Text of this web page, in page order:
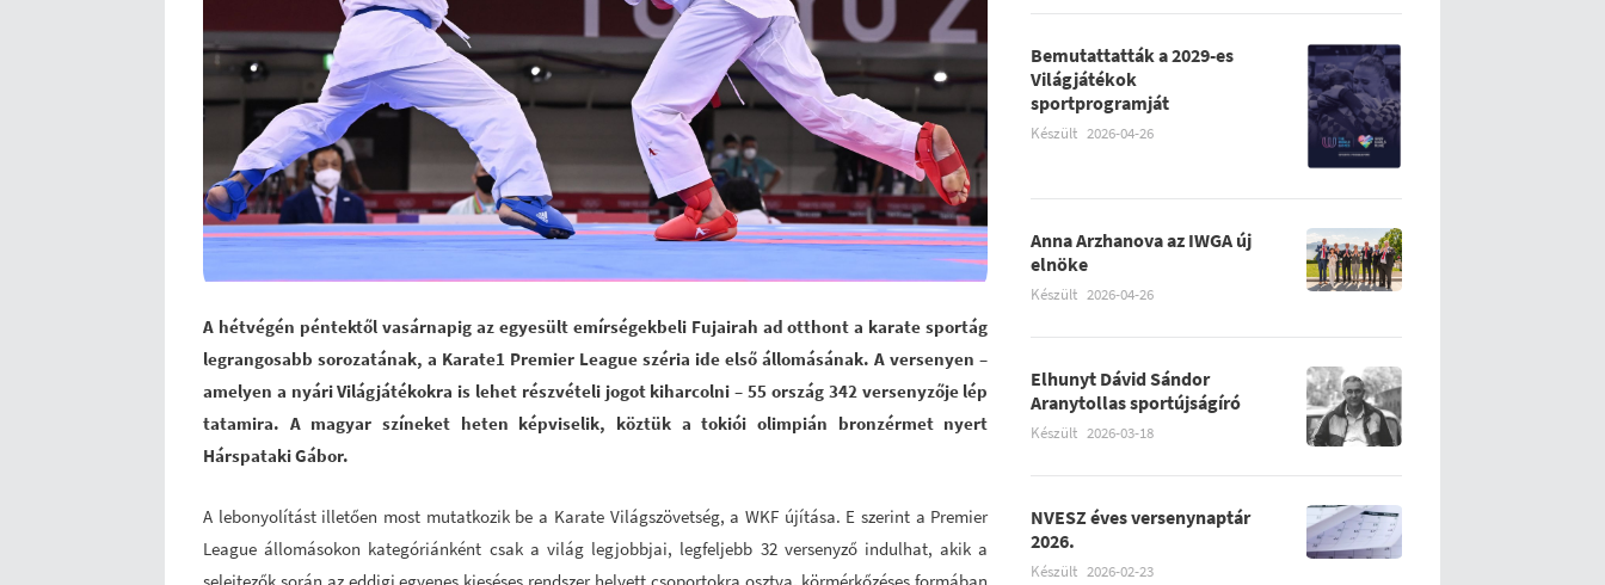
A hétvégén péntektől vasárnapig az egyesült emírségekbeli Fujairah ad otthont a karate sportág
legrangosabb sorozatának, a Karate1 Premier League széria ide első állomásának. A versenyen –
amelyen a nyári Világjátékokra is lehet részvételi jogot kiharcolni – 55 ország 342 versenyzője lép
tatamira. A magyar színeket heten képviselik, köztük a tokiói olimpián bronzérmet nyert
Hárspataki Gábor.
A lebonyolítást illetően most mutatkozik be a Karate Világszövetség, a WKF újítása. E szerint a Premier
League állomásokon kategóriánként csak a világ legjobbjai, legfeljebb 32 versenyző indulhat, akik a
Bemutattatták a 2029-es
Világjátékok
sportprogramját
Készült 2026-04-26
Anna Arzhanova az IWGA új
elnöke
Készült 2026-04-26
Elhunyt Dávid Sándor
Aranytollas sportújságíró
Készült 2026-03-18
NVESZ éves versenynaptár
2026.
Készült 2026-02-23